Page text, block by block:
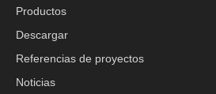
Productos
Descargar
Referencias de proyectos
Noticias